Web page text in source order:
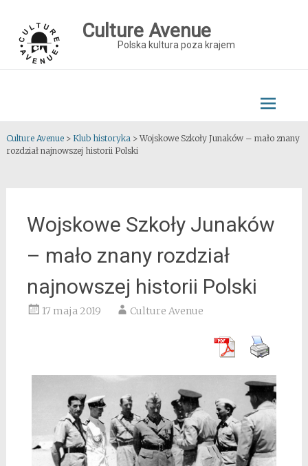
content
Culture Avenue
Polska kultura poza krajem
Culture Avenue> Klub historyka> Wojskowe Szkoły Junaków – mało znany
rozdział najnowszej historii Polski
Wojskowe Szkoły Junaków
– mało znany rozdział
najnowszej historii Polski
17 maja 2019 Culture Avenue